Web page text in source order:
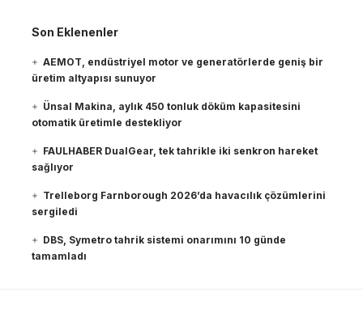
Son Eklenenler
AEMOT, endüstriyel motor ve generatörlerde geniş bir
üretim altyapısı sunuyor
Ünsal Makina, aylık 450 tonluk döküm kapasitesini
otomatik üretimle destekliyor
FAULHABER DualGear, tek tahrikle iki senkron hareket
sağlıyor
Trelleborg Farnborough 2026’da havacılık çözümlerini
sergiledi
DBS, Symetro tahrik sistemi onarımını 10 günde
tamamladı